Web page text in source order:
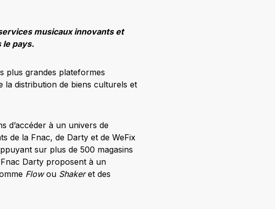
musicaux innovants et
le pays.
plus grandes plateformes
la distribution de biens culturels et
d’accéder à un univers de
de la Fnac, de Darty et de WeFix
sur plus de 500 magasins
Darty proposent à un
Flowou Shakeret des